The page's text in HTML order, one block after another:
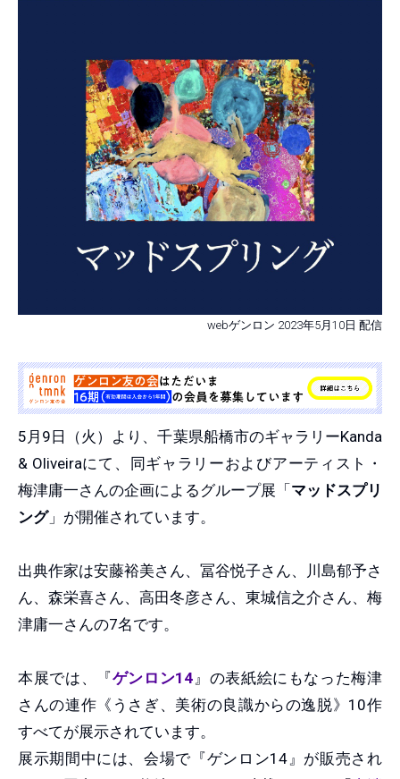
webゲンロン 2023年5月10日 配信
5月9日（火）より、千葉県船橋市のギャラリーKanda
& Oliveiraにて、同ギャラリーおよびアーティスト・
梅津庸一さんの企画によるグループ展「マッドスプリ
ング」が開催されています。
出典作家は安藤裕美さん、冨谷悦子さん、川島郁予さ
ん、森栄喜さん、高田冬彦さん、東城信之介さん、梅
津庸一さんの7名です。
本展では、『ゲンロン14 』の表紙絵にもなった梅津
さんの連作《うさぎ、美術の良識からの逸脱》10作
すべてが展示されています。
展示期間中には、会場で『ゲンロン14』が販売され